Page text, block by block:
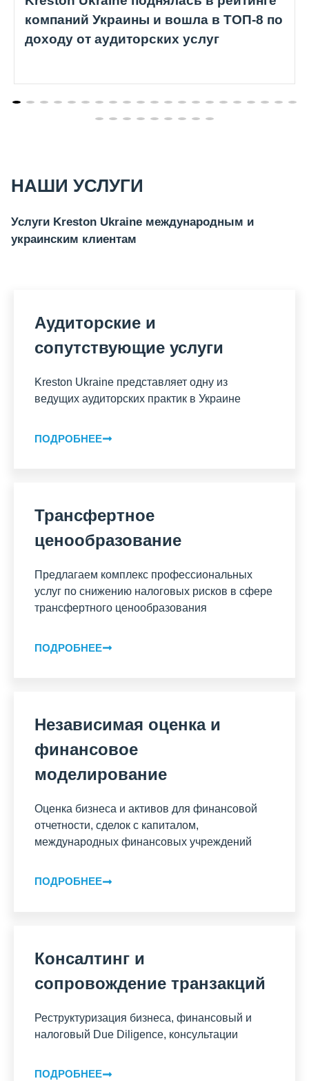
компаний Украины и вошла в ТОП-8 по
доходу от аудиторских услуг
НАШИ УСЛУГИ
Услуги Kreston Ukraine международным и
украинским клиентам
Аудиторские и
сопутствующие услуги
Kreston Ukraine представляет одну из
ведущих аудиторских практик в Украине
ПОДРОБНЕЕ
Трансфертное
ценообразование
Предлагаем комплекс профессиональных
услуг по снижению налоговых рисков в сфере
трансфертного ценообразования
ПОДРОБНЕЕ
Независимая оценка и
финансовое
моделирование
Оценка бизнеса и активов для финансовой
отчетности, сделок с капиталом,
международных финансовых учреждений
ПОДРОБНЕЕ
Консалтинг и
сопровождение транзакций
Реструктуризация бизнеса, финансовый и
налоговый Due Diligence, консультации
ПОДРОБНЕЕ